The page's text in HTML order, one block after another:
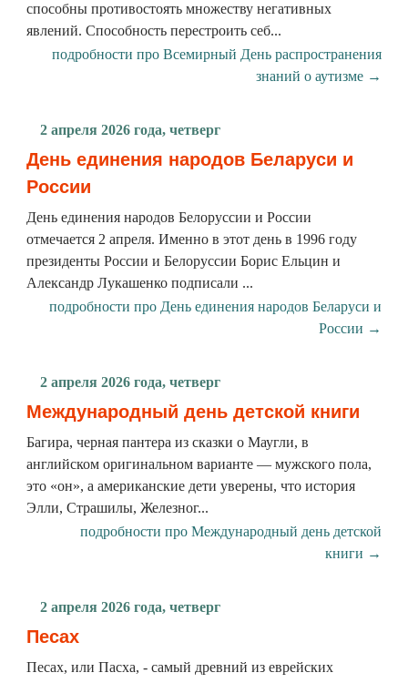
способны противостоять множеству негативных
явлений. Способность перестроить себ...
подробности про Всемирный День распространения
знаний о аутизме →
2 апреля 2026 года, четверг
День единения народов Беларуси и
России
День единения народов Белоруссии и России
отмечается 2 апреля. Именно в этот день в 1996 году
президенты России и Белоруссии Борис Ельцин и
Александр Лукашенко подписали ...
подробности про День единения народов Беларуси и
России →
2 апреля 2026 года, четверг
Международный день детской книги
Багира, черная пантера из сказки о Маугли, в
английском оригинальном варианте — мужского пола,
это «он», а американские дети уверены, что история
Элли, Страшилы, Железног...
подробности про Международный день детской
книги →
2 апреля 2026 года, четверг
Песах
Песах, или Пасха, - самый древний из еврейских